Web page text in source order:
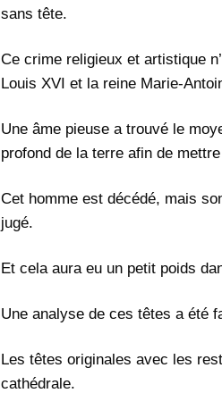
sans tête.
Ce crime religieux et artistique
Louis XVI et la reine Marie-
Une âme pieuse a trouvé le
profond de la terre afin de
Cet homme est décédé, mais
jugé.
Et cela aura eu un petit poids
Une analyse de ces têtes a été
Les têtes originales avec les
cathédrale.